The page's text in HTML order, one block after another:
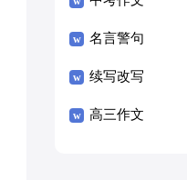
名言警句
续写改写
高三作文